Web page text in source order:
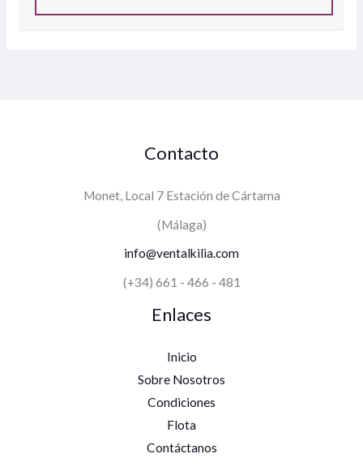
Contacto
Monet, Local 7 Estación de Cártama
(Málaga)
info@ventalkilia.com
(+34) 661 - 466 - 481
Enlaces
Inicio
Sobre Nosotros
Condiciones
Flota
Contáctanos